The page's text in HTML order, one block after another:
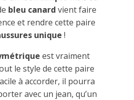
bleu canard vient faire
et rendre cette paire
unique !
est vraiment
le style de cette paire
à accorder, il pourra
avec un jean, qu’un